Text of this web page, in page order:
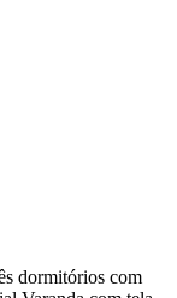
dormitórios com